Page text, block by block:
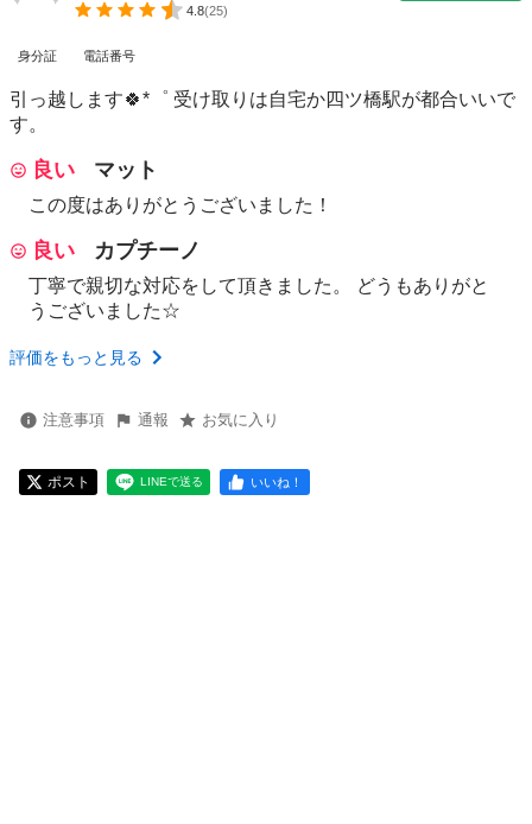
4.8(25)
身分証 電話番号
引っ越します🍀*゜ 受け取りは自宅か四ツ橋駅が都合いいで
す。
良い マット
この度はありがとうございました！
良い カプチーノ
丁寧で親切な対応をして頂きました。 どうもありがと
うございました☆
評価をもっと見る
注意事項 通報 お気に入り
ポスト LINEで送る いいね！